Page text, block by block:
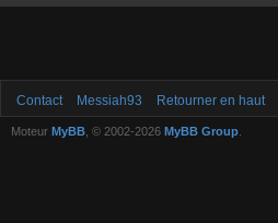
Contact Messiah93 Retourner en haut
Moteur MyBB , © 2002-2026 MyBB Group